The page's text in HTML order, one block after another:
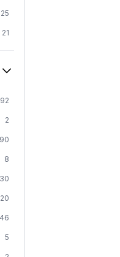
25
21
24
6
92
2
8
30
20
46
5